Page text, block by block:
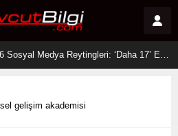
26 Temmuz 2026 Sosyal Medya Reytingleri: ‘Daha 17’ Ekranları ve Dijitali Nasıl Fethetti?
gelişim akademisi